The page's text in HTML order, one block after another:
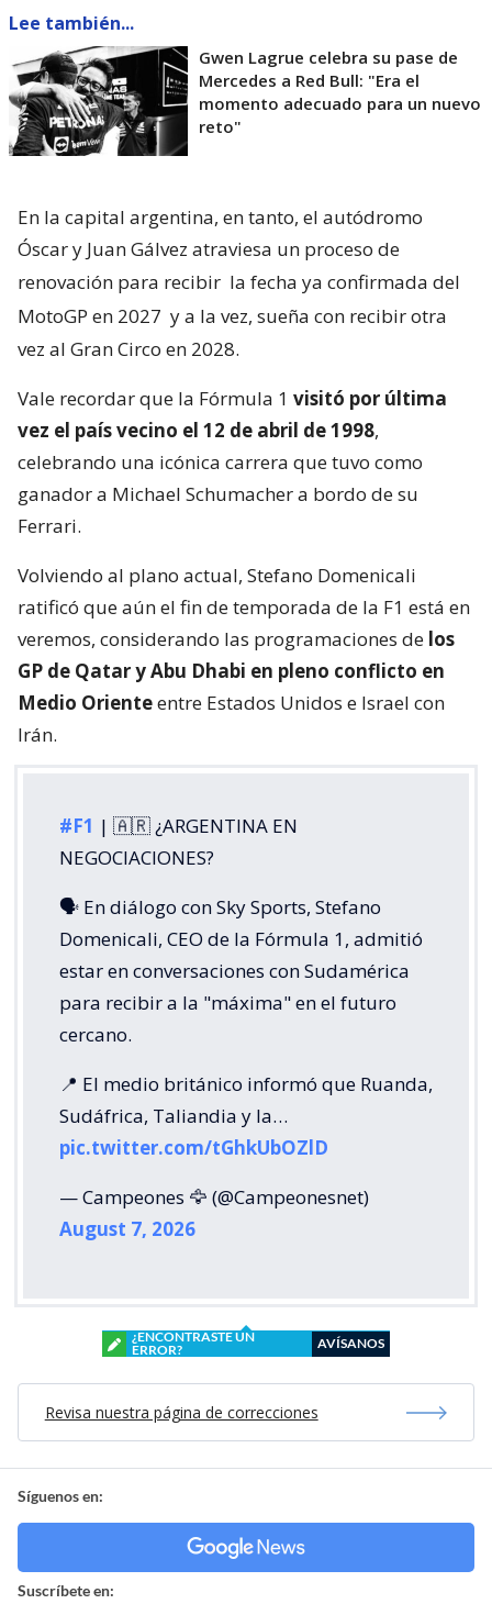
Lee también...
Gwen Lagrue celebra su pase de
Mercedes a Red Bull: "Era el
momento adecuado para un nuevo
reto"
En la capital argentina, en tanto, el autódromo
Óscar y Juan Gálvez atraviesa un proceso de
renovación para recibir la fecha ya confirmada del
MotoGP en 2027 y a la vez, sueña con recibir otra
vez al Gran Circo en 2028.
Vale recordar que la Fórmula 1 visitó por última
vez el país vecino el 12 de abril de 1998,
celebrando una icónica carrera que tuvo como
ganador a Michael Schumacher a bordo de su
Ferrari.
Volviendo al plano actual, Stefano Domenicali
ratificó que aún el fin de temporada de la F1 está en
veremos, considerando las programaciones de los
GP de Qatar y Abu Dhabi en pleno conflicto en
Medio Orienteentre Estados Unidos e Israel con
Irán.
#F1 | 🇦🇷 ¿ARGENTINA EN
NEGOCIACIONES?
🗣️ En diálogo con Sky Sports, Stefano
Domenicali, CEO de la Fórmula 1, admitió
estar en conversaciones con Sudamérica
para recibir a la "máxima" en el futuro
cercano.
📍 El medio británico informó que Ruanda,
Sudáfrica, Taliandia y la…
pic.twitter.com/tGhkUbOZlD
— Campeones 🦅 (@Campeonesnet)
August 7, 2026
¿ENCONTRASTE UN
ERROR?
AVÍSANOS
Revisa nuestra página de correcciones
Síguenos en:
Suscríbete en: